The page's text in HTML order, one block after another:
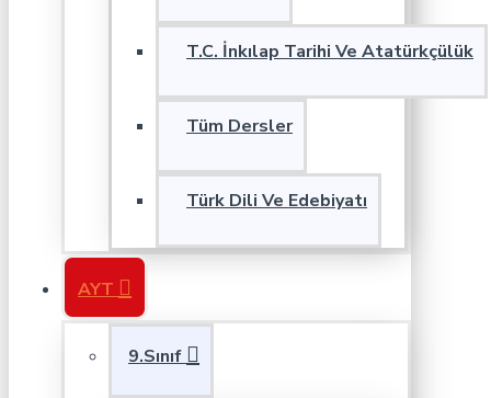
T.C. İnkılap Tarihi Ve Atatürkçülük
Tüm Dersler
Türk Dili Ve Edebiyatı
AYT
9.Sınıf